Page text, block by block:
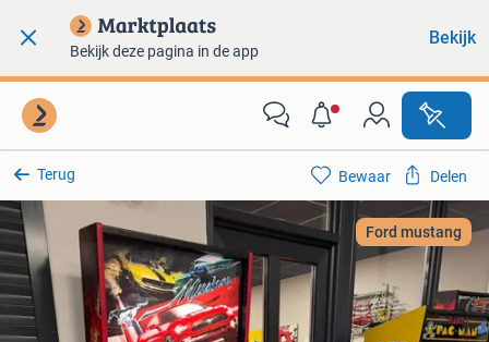
Bekijk deze pagina in de app
Bekijk
Terug
Ford mustang
Bewaar Delen